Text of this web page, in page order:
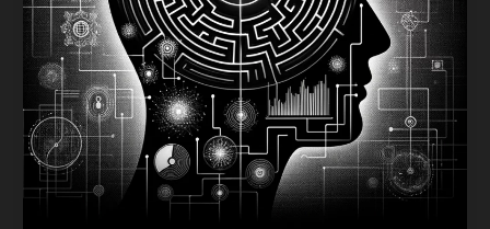
digitalen
Verkauf